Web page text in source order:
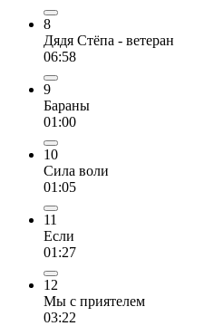
8
Дядя Стёпа - ветеран
06:58
9
Бараны
01:00
10
Сила воли
01:05
11
Если
01:27
12
Мы с приятелем
03:22